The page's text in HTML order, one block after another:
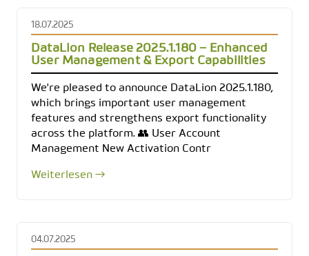
18.07.2025
DataLion Release 2025.1.180 – Enhanced
User Management & Export Capabilities
We're pleased to announce DataLion 2025.1.180,
which brings important user management
features and strengthens export functionality
across the platform. 👥 User Account
Management New Activation Contr
Weiterlesen →
04.07.2025